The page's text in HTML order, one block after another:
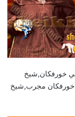
خورفكان,شيخ
خورفكان مجرب,شيخ